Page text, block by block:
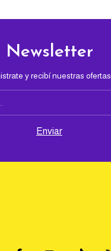
Newsletter
y recibí nuestras ofertas.